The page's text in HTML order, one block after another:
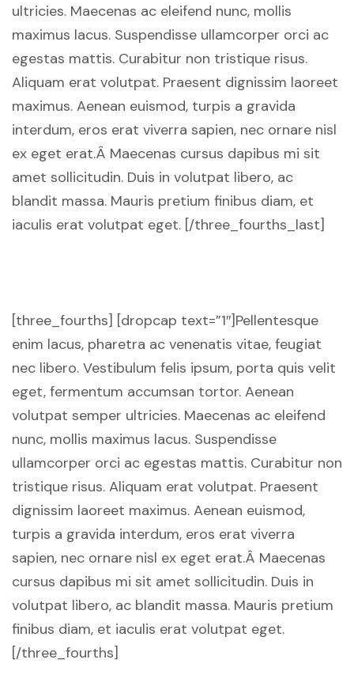
ultricies. Maecenas ac eleifend nunc, mollis
maximus lacus. Suspendisse ullamcorper orci ac
egestas mattis. Curabitur non tristique risus.
Aliquam erat volutpat. Praesent dignissim laoreet
maximus. Aenean euismod, turpis a gravida
interdum, eros erat viverra sapien, nec ornare nisl
ex eget erat.Â Maecenas cursus dapibus mi sit
amet sollicitudin. Duis in volutpat libero, ac
blandit massa. Mauris pretium finibus diam, et
iaculis erat volutpat eget. [/three_fourths_last]
[three_fourths] [dropcap text=”1″]Pellentesque
enim lacus, pharetra ac venenatis vitae, feugiat
nec libero. Vestibulum felis ipsum, porta quis velit
eget, fermentum accumsan tortor. Aenean
volutpat semper ultricies. Maecenas ac eleifend
nunc, mollis maximus lacus. Suspendisse
ullamcorper orci ac egestas mattis. Curabitur non
tristique risus. Aliquam erat volutpat. Praesent
dignissim laoreet maximus. Aenean euismod,
turpis a gravida interdum, eros erat viverra
sapien, nec ornare nisl ex eget erat.Â Maecenas
cursus dapibus mi sit amet sollicitudin. Duis in
volutpat libero, ac blandit massa. Mauris pretium
finibus diam, et iaculis erat volutpat eget.
[/three_fourths]